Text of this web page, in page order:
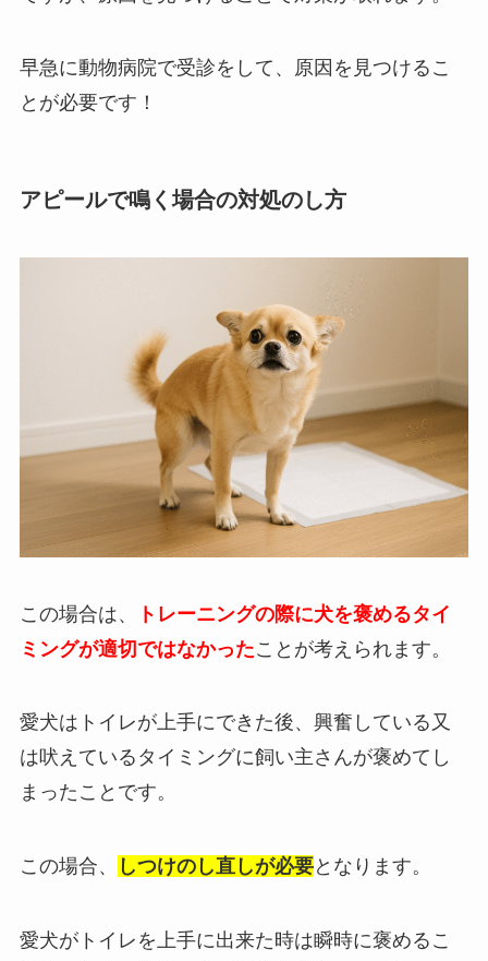
早急に動物病院で受診をして、原因を見つけるこ
とが必要です！
アピールで鳴く場合の対処のし方
この場合は、
トレーニングの際に犬を褒めるタイ
ミングが適切ではなかったことが考えられます。
愛犬はトイレが上手にできた後、興奮している又
は吠えているタイミングに飼い主さんが褒めてし
まったことです。
この場合、 しつけのし直しが必要となります。
愛犬がトイレを上手に出来た時は瞬時に褒めるこ